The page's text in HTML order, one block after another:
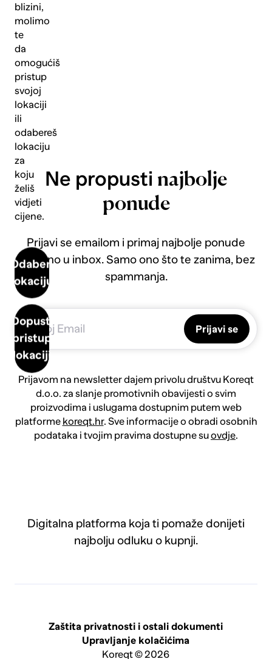
blizini,
molimo
te
da
omogućiš
pristup
svojoj
lokaciji
ili
odabereš
lokaciju
za
koju
želiš
vidjeti
cijene.
Odaberi
lokaciju
Dopusti
pristup
lokaciji
Ne propusti najbolje
ponude
Prijavi se emailom i primaj najbolje ponude
direktno u inbox. Samo ono što te zanima, bez
spammanja.
Prijavi se
Prijavom na newsletter dajem privolu društvu Koreqt
d.o.o. za slanje promotivnih obavijesti o svim
proizvodima i uslugama dostupnim putem web
platforme koreqt.hr. Sve informacije o obradi osobnih
podataka i tvojim pravima dostupne suovdje.
Digitalna platforma koja ti pomaže donijeti
najbolju odluku o kupnji.
Zaštita privatnosti i ostali dokumenti
Upravljanje kolačićima
Koreqt © 2026